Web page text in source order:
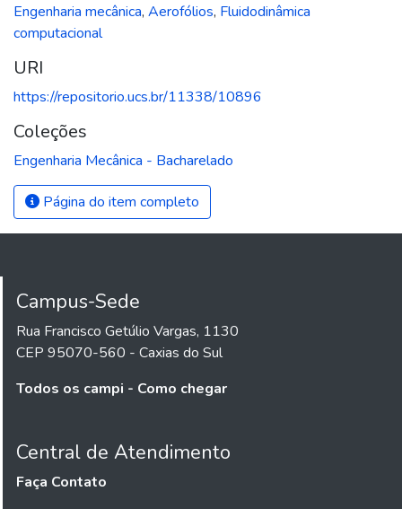
Engenharia mecânica, Aerofólios, Fluidodinâmica
computacional
URI
https://repositorio.ucs.br/11338/10896
Coleções
Engenharia Mecânica - Bacharelado
Página do item completo
Campus-Sede
Rua Francisco Getúlio Vargas, 1130
CEP 95070-560 - Caxias do Sul
Todos os campi - Como chegar
Central de Atendimento
Faça Contato